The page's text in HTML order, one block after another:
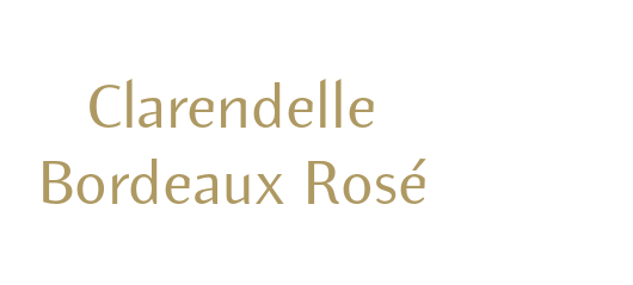
Clarendelle
Bordeaux Rosé